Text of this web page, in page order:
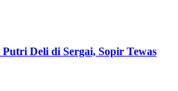
Deli di Sergai, Sopir Tewas